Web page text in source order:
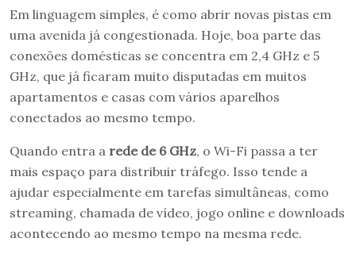
Em linguagem simples, é como abrir novas pistas em
uma avenida já congestionada. Hoje, boa parte das
conexões domésticas se concentra em 2,4 GHz e 5
GHz, que já ficaram muito disputadas em muitos
apartamentos e casas com vários aparelhos
conectados ao mesmo tempo.
Quando entra a rede de 6 GHz, o Wi-Fi passa a ter
mais espaço para distribuir tráfego. Isso tende a
ajudar especialmente em tarefas simultâneas, como
streaming, chamada de vídeo, jogo online e downloads
acontecendo ao mesmo tempo na mesma rede.